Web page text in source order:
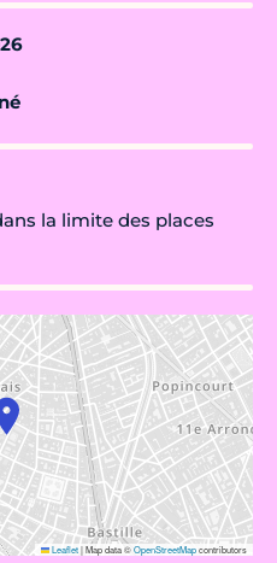
la limite des places
Leaflet|Map data ©OpenStreetMapcontributors